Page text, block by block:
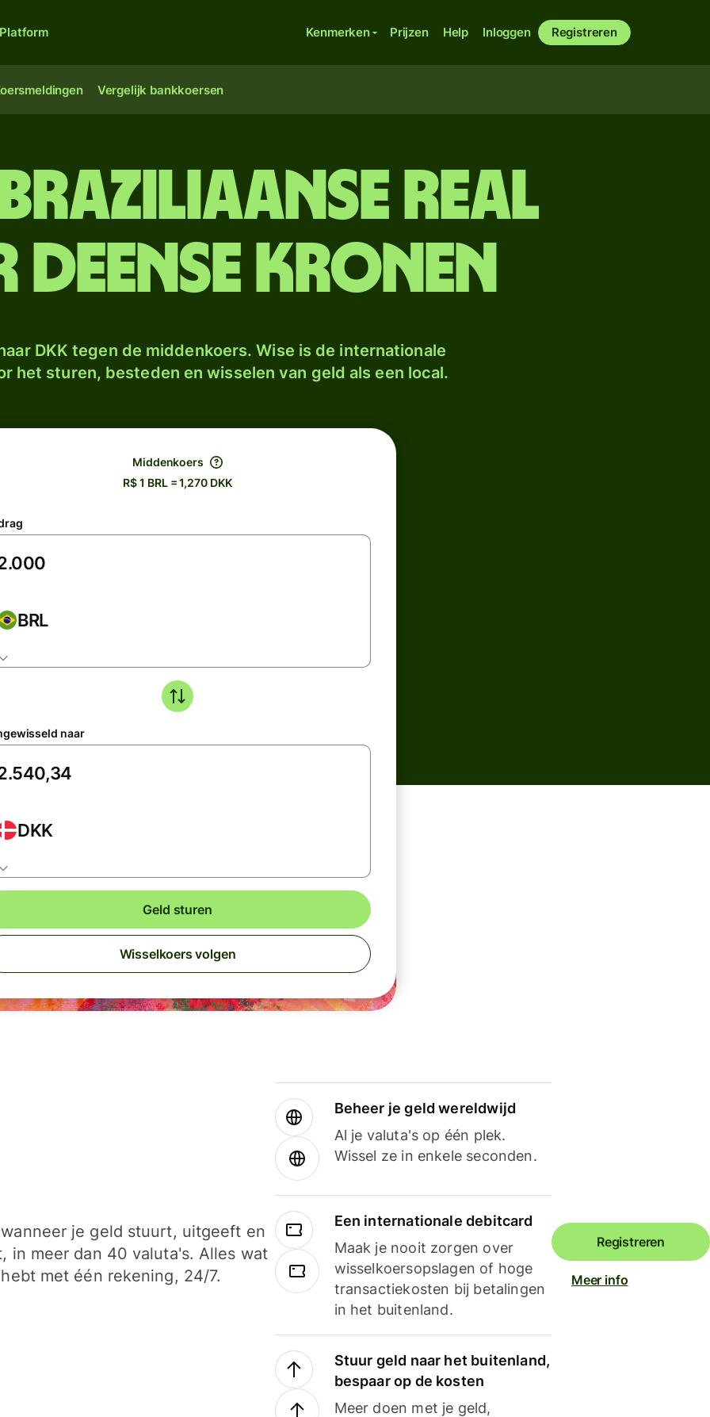
Platform Kenmerken Prijzen Help Inloggen Registreren
Vergelijk bankkoersen
real
kronen
DKK tegen de middenkoers. Wise is de internationale
het sturen, besteden en wisselen van geld als een local.
Middenkoers
R$ 1 BRL = 1,270 DKK
BRL
naar
DKK
Geld sturen
Wisselkoers volgen
je geld stuurt, uitgeeft en
in meer dan 40 valuta's. Alles wat
met één rekening, 24/7.
Beheer je geld wereldwijd
Al je valuta's op één plek.
Wissel ze in enkele seconden.
Een internationale debitcard
Maak je nooit zorgen over
wisselkoersopslagen of hoge
transactiekosten bij betalingen
in het buitenland.
Stuur geld naar het buitenland,
bespaar op de kosten
Meer doen met je geld,
Registreren
Meer info